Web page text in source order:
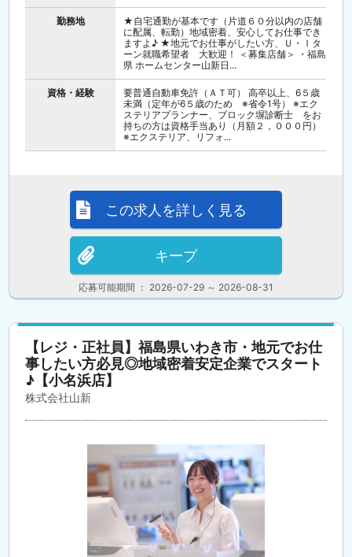
勤務地
★自宅通勤が基本です（片道６０分以内の店舗
に配属、転勤）地域密着、安心してお仕事でき
ますよ♪ ★地元でお仕事がしたい方、Ｕ・Ｉタ
ーン就職希望者 大歓迎！ ＜募集店舗＞ ・福島
県 ホームセンター山新日...
資格・経験
要普通自動車免許（ＡＴ可） 高卒以上、6５歳
未満（定年が6５歳のため ※省令1号） ※エク
ステリアプランナー、ブロック塀診断士 をお
持ちの方は資格手当あり（月額２，０００円）
※エクステリア、リフォ...
応募可能期間 ： 2026-07-29 ～ 2026-08-31
この求人を詳しく見る
キープ
【レジ・正社員】福島県いわき市・地元でお仕
事したい方必見◎地域密着安定企業でスタート
♪【小名浜店】
株式会社山新